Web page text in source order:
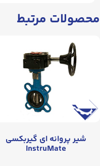
محصولات مرتبط
شیر پروانه‌ ای گیربکسی
InstruMate